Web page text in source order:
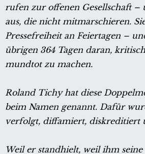
rufen zur offenen Gesellschaft –
aus, die nicht mitmarschieren.
Pressefreiheit an Feiertagen –
übrigen 364 Tagen daran,
mundtot zu machen.
Roland Tichy hat diese
beim Namen genannt. Dafür
verfolgt, diffamiert, diskreditiert
Weil er standhielt, weil ihm seine